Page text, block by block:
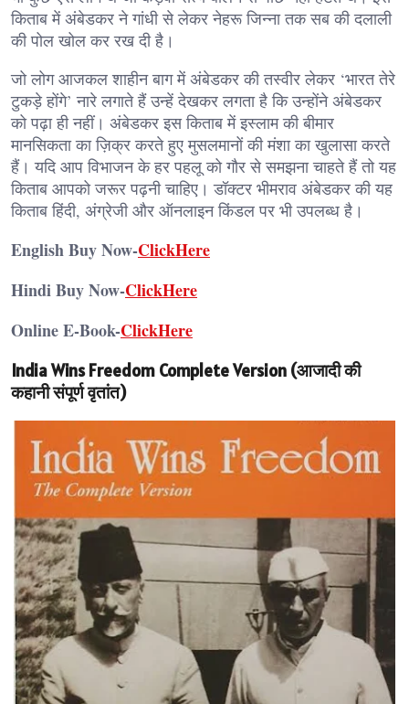
किताब में अंबेडकर ने गांधी से लेकर नेहरू जिन्ना तक सब की दलाली
की पोल खोल कर रख दी है।
जो लोग आजकल शाहीन बाग में अंबेडकर की तस्वीर लेकर ‘भारत तेरे
टुकड़े होंगे’ नारे लगाते हैं उन्हें देखकर लगता है कि उन्होंने अंबेडकर
को पढ़ा ही नहीं। अंबेडकर इस किताब में इस्लाम की बीमार
मानसिकता का ज़िक्र करते हुए मुसलमानों की मंशा का खुलासा करते
हैं। यदि आप विभाजन के हर पहलू को गौर से समझना चाहते हैं तो यह
किताब आपको जरूर पढ़नी चाहिए। डॉक्टर भीमराव अंबेडकर की यह
किताब हिंदी, अंग्रेजी और ऑनलाइन किंडल पर भी उपलब्ध है।
English Buy Now-ClickHere
Hindi Buy Now-ClickHere
Online E-Book-ClickHere
India Wins Freedom Complete Version (आजादी की
कहानी संपूर्ण वृतांत)